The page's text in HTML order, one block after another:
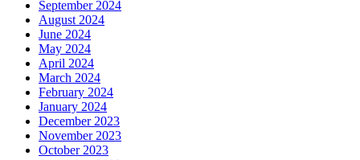
September 2024
August 2024
June 2024
May 2024
April 2024
March 2024
February 2024
January 2024
December 2023
November 2023
October 2023